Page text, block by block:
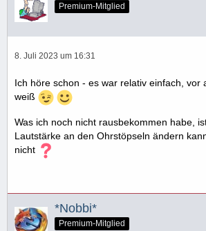
Premium-Mitglied
8. Juli 2023 um 16:31
Ich höre schon - es war relativ einfach, vor
weiß
Was ich noch nicht rausbekommen habe,
Lautstärke an den Ohrstöpseln ändern
nicht
*Nobbi*
Premium-Mitglied